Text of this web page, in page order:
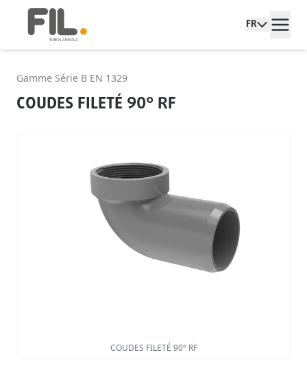
FR
Gamme Série B EN 1329
COUDES FILETÉ 90° RF
COUDES FILETÉ 90° RF